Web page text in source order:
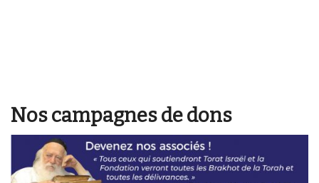
Nos campagnes de dons